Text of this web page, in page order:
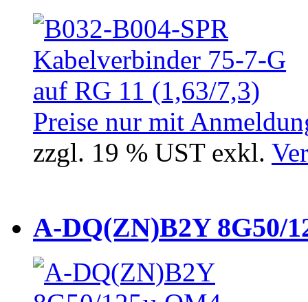
Preise nur mit
zzgl. 19 % UST exkl.
A-DQ(ZN)B2Y 8G50/